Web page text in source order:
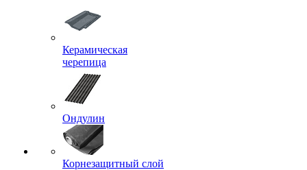
Керамическая
черепица
Ондулин
Корнезащитный слой